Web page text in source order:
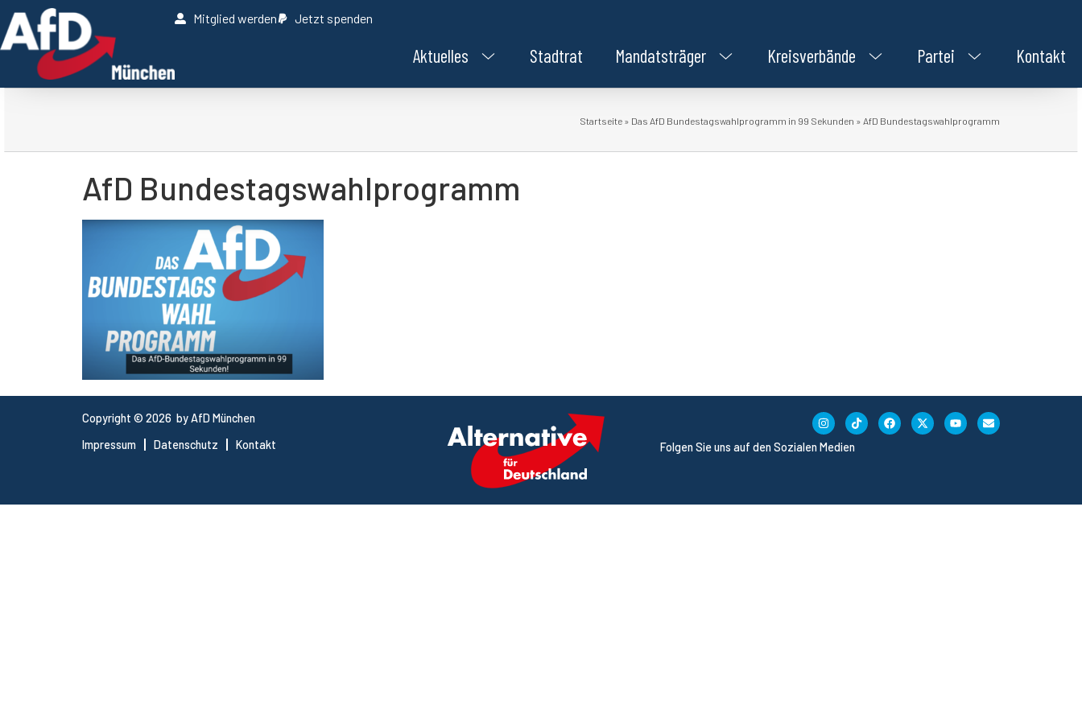
Mitglied werden Jetzt spenden
Aktuelles Stadtrat Mandatsträger Kreisverbände Partei Kontakt
Startseite » Das AfD Bundestagswahlprogramm in 99 Sekunden » AfD Bundestagswahlprogramm
AfD Bundestagswahlprogramm
Copyright © 2026 by AfD München
Impressum
Datenschutz Kontakt Folgen Sie uns auf den Sozialen Medien